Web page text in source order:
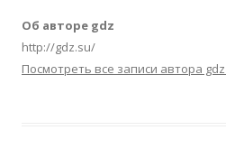
Об авторе gdz
http://gdz.su/
Посмотреть все записи автора gdz